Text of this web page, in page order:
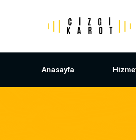
Anasayfa